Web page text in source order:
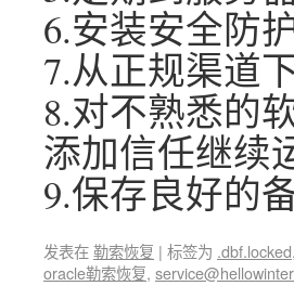
6.安装安全防
7.从正规渠道
8.对不熟悉的
添加信任继续
9.保存良好的
发表在勒索恢复 | 标签为 .dbf.locked,
oracle勒索恢复,